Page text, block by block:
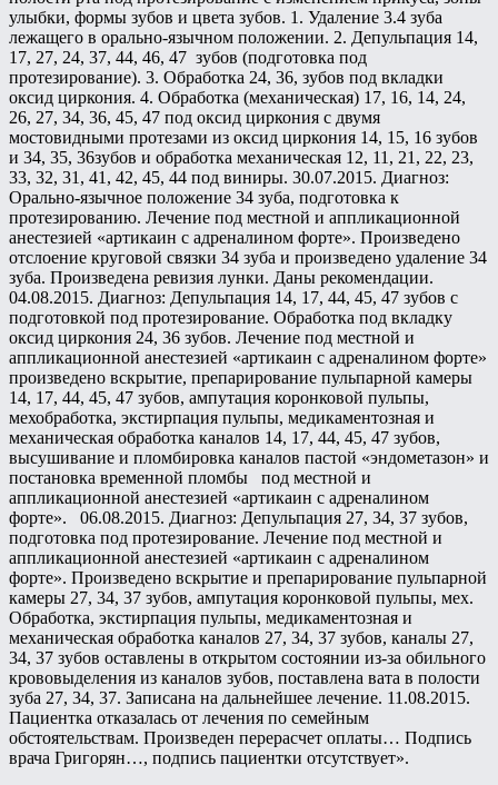
улыбки, формы зубов и цвета зубов. 1. Удаление 3.4 зуба
лежащего в орально-язычном положении. 2. Депульпация 14,
17, 27, 24, 37, 44, 46, 47 зубов (подготовка под
протезирование). 3. Обработка 24, 36, зубов под вкладки
оксид циркония. 4. Обработка (механическая) 17, 16, 14, 24,
26, 27, 34, 36, 45, 47 под оксид циркония с двумя
мостовидными протезами из оксид циркония 14, 15, 16 зубов
и 34, 35, 36зубов и обработка механическая 12, 11, 21, 22, 23,
33, 32, 31, 41, 42, 45, 44 под виниры. 30.07.2015. Диагноз:
Орально-язычное положение 34 зуба, подготовка к
протезированию. Лечение под местной и аппликационной
анестезией «артикаин с адреналином форте». Произведено
отслоение круговой связки 34 зуба и произведено удаление 34
зуба. Произведена ревизия лунки. Даны рекомендации.
04.08.2015. Диагноз: Депульпация 14, 17, 44, 45, 47 зубов с
подготовкой под протезирование. Обработка под вкладку
оксид циркония 24, 36 зубов. Лечение под местной и
аппликационной анестезией «артикаин с адреналином форте»
произведено вскрытие, препарирование пульпарной камеры
14, 17, 44, 45, 47 зубов, ампутация коронковой пульпы,
мехобработка, экстирпация пульпы, медикаментозная и
механическая обработка каналов 14, 17, 44, 45, 47 зубов,
высушивание и пломбировка каналов пастой «эндометазон» и
постановка временной пломбы под местной и
аппликационной анестезией «артикаин с адреналином
форте». 06.08.2015. Диагноз: Депульпация 27, 34, 37 зубов,
подготовка под протезирование. Лечение под местной и
аппликационной анестезией «артикаин с адреналином
форте». Произведено вскрытие и препарирование пульпарной
камеры 27, 34, 37 зубов, ампутация коронковой пульпы, мех.
Обработка, экстирпация пульпы, медикаментозная и
механическая обработка каналов 27, 34, 37 зубов, каналы 27,
34, 37 зубов оставлены в открытом состоянии из-за обильного
крововыделения из каналов зубов, поставлена вата в полости
зуба 27, 34, 37. Записана на дальнейшее лечение. 11.08.2015.
Пациентка отказалась от лечения по семейным
обстоятельствам. Произведен перерасчет оплаты… Подпись
врача Григорян…, подпись пациентки отсутствует».